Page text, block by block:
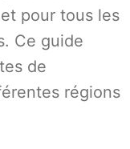
pour tous les
Ce guide
de
régions